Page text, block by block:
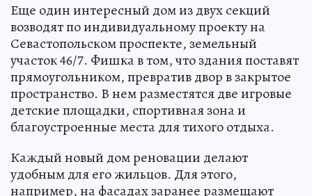
Еще один интересный дом из двух секций
возводят по индивидуальному проекту на
Севастопольском проспекте, земельный
участок 46/7. Фишка в том, что здания поставят
прямоугольником, превратив двор в закрытое
пространство. В нем разместятся две игровые
детские площадки, спортивная зона и
благоустроенные места для тихого отдыха.
Каждый новый дом реновации делают
удобным для его жильцов. Для этого,
например, на фасадах заранее размещают